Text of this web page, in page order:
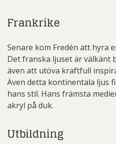
Frankrike
Senare kom Fredén att hyra
Det franska ljuset är välkänt
även att utöva kraftfull
Även detta kontinentala ljus
hans stil. Hans främsta
akryl på duk.
Utbildning